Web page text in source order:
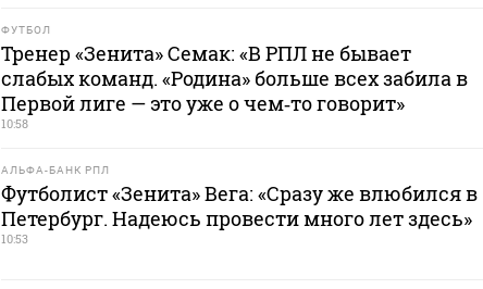
ФУТБОЛ
Тренер «Зенита» Семак: «В РПЛ не бывает
слабых команд. «Родина» больше всех забила в
Первой лиге — это уже о чем‑то говорит»
10:58
АЛЬФА-БАНК РПЛ
Футболист «Зенита» Вега: «Сразу же влюбился в
Петербург. Надеюсь провести много лет здесь»
10:53